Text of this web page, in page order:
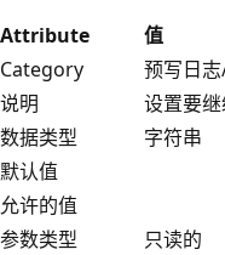
Attribute
值
Category
预写日
说明
设置要继
数据类型
字符串
默认值
允许的值
参数类型
只读的